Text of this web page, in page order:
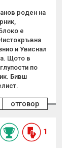
роден на
е
и Увиснал
Щото в
по
Бивш
отговор
1